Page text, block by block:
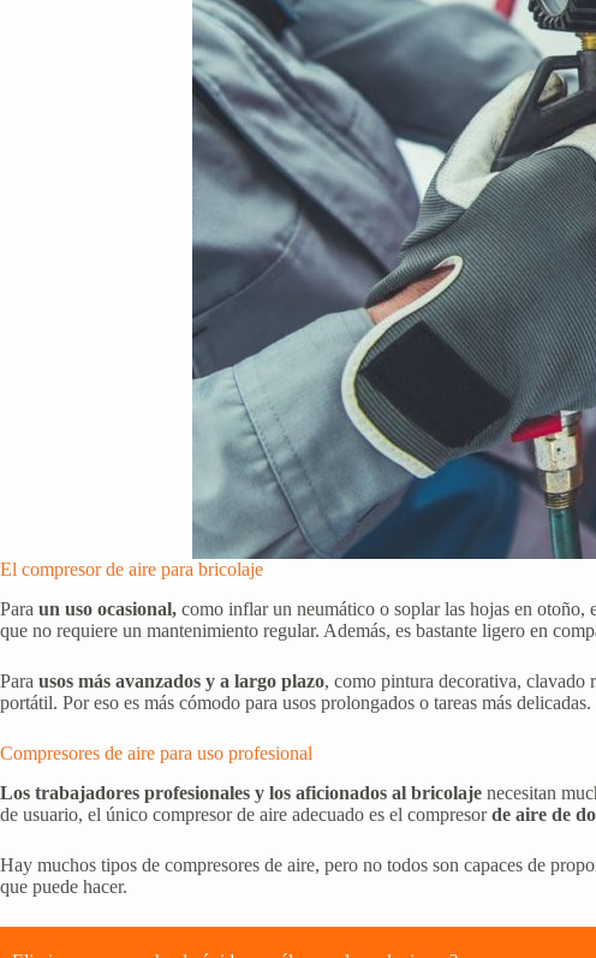
El compresor de aire para bricolaje
Para un uso ocasional, como inflar un neumático o soplar las hojas en otoño,
que no requiere un mantenimiento regular. Además, es bastante ligero en
Para usos más avanzados y a largo plazo, como pintura decorativa, clavado
portátil. Por eso es más cómodo para usos prolongados o tareas más delicadas.
Compresores de aire para uso profesional
Los trabajadores profesionales y los aficionados al bricolaje necesitan
de usuario, el único compresor de aire adecuado es el compresorde aire de
Hay muchos tipos de compresores de aire, pero no todos son capaces de
que puede hacer.